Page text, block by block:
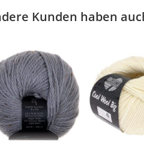
Kunden haben